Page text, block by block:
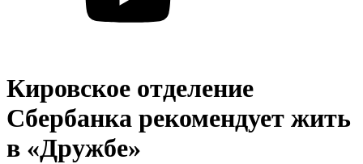
Кировское отделение
Сбербанка рекомендует жить
в «Дружбе»